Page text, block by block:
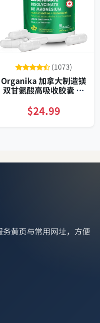
(1073)
Organika 加拿大制造镁
双甘氨酸高吸收胶囊 助
$24.99
黄页与常用网址，方便